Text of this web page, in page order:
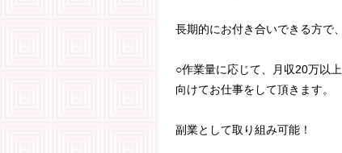
長期的にお付き合いできる方で
○作業量に応じて、月収20万以
向けてお仕事をして頂きます。
副業として取り組み可能！